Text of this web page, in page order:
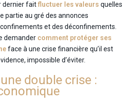
dernier faitfluctuer les valeurs quelles
partie au gré des annonces
et des déconfinements.
demander comment protéger ses
face à une crise financière qu’il est
impossible d’éviter.
double crise :